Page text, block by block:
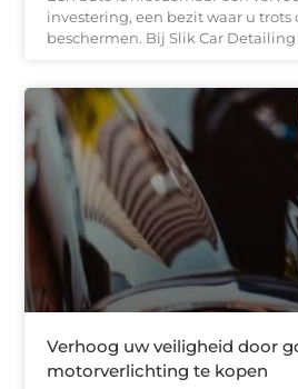
investering, een bezit waar u
beschermen. Bij Slik Car
Verhoog uw veiligheid door
motorverlichting te kopen